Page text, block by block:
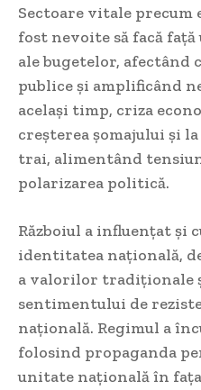
Sectoare vitale precum
fost nevoite să facă
ale bugetelor,
publice și amplificând
același timp, criza
creșterea șomajului și
trai, alimentând
polarizarea politică.
Războiul a influențat și
identitatea națională,
a valorilor tradiționale
sentimentului de
națională. Regimul a
folosind propaganda
unitate națională în